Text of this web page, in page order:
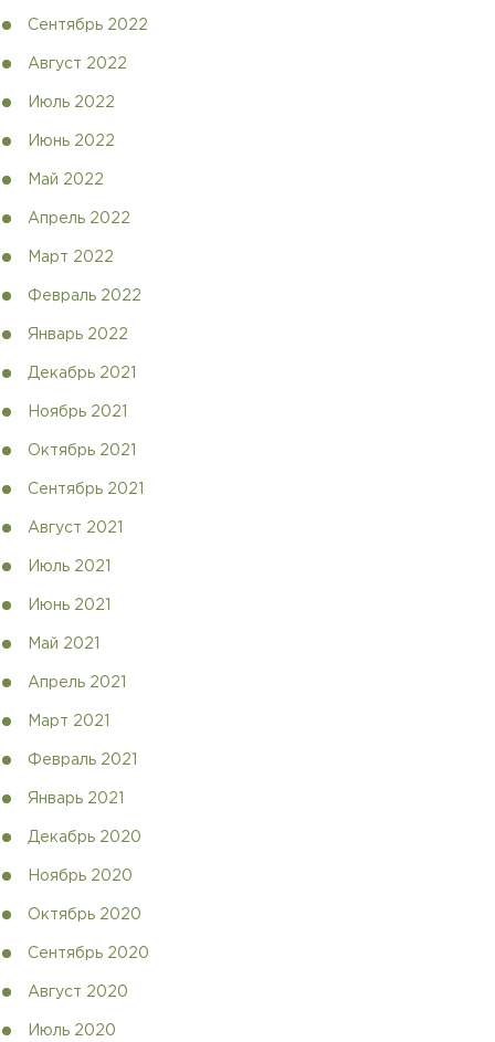
Сентябрь 2022
Август 2022
Июль 2022
Июнь 2022
Май 2022
Апрель 2022
Март 2022
Февраль 2022
Январь 2022
Декабрь 2021
Ноябрь 2021
Октябрь 2021
Сентябрь 2021
Август 2021
Июль 2021
Июнь 2021
Май 2021
Апрель 2021
Март 2021
Февраль 2021
Январь 2021
Декабрь 2020
Ноябрь 2020
Октябрь 2020
Сентябрь 2020
Август 2020
Июль 2020